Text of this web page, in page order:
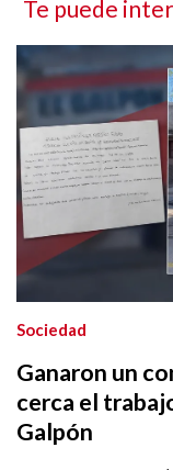
Te puede
Ganaron un
cerca el
Galpón
Sociedad